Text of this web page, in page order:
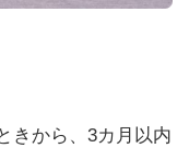
きから、3カ月以内